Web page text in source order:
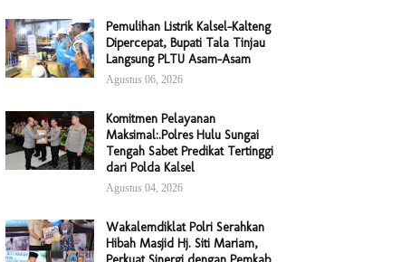
Pemulihan Listrik Kalsel-Kalteng
Dipercepat, Bupati Tala Tinjau
Langsung PLTU Asam-Asam
Agustus 06, 2026
Komitmen Pelayanan
Maksimal:.Polres Hulu Sungai
Tengah Sabet Predikat Tertinggi
dari Polda Kalsel
Agustus 04, 2026
Wakalemdiklat Polri Serahkan
Hibah Masjid Hj. Siti Mariam,